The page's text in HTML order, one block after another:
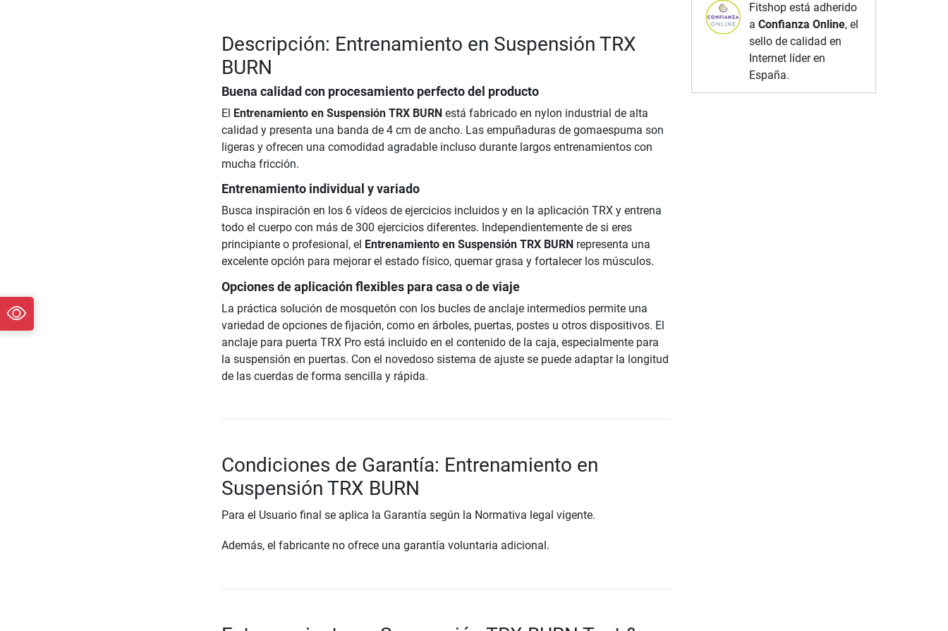
Descripción: Entrenamiento en Suspensión TRX
BURN
Buena calidad con procesamiento perfecto del producto
El Entrenamiento en Suspensión TRX BURN está fabricado en nylon industrial de alta
calidad y presenta una banda de 4 cm de ancho. Las empuñaduras de gomaespuma son
ligeras y ofrecen una comodidad agradable incluso durante largos entrenamientos con
mucha fricción.
Entrenamiento individual y variado
Busca inspiración en los 6 vídeos de ejercicios incluidos y en la aplicación TRX y entrena
todo el cuerpo con más de 300 ejercicios diferentes. Independientemente de si eres
principiante o profesional, el Entrenamiento en Suspensión TRX BURN representa una
excelente opción para mejorar el estado físico, quemar grasa y fortalecer los músculos.
Opciones de aplicación flexibles para casa o de viaje
La práctica solución de mosquetón con los bucles de anclaje intermedios permite una
variedad de opciones de fijación, como en árboles, puertas, postes u otros dispositivos. El
anclaje para puerta TRX Pro está incluido en el contenido de la caja, especialmente para
la suspensión en puertas. Con el novedoso sistema de ajuste se puede adaptar la longitud
de las cuerdas de forma sencilla y rápida.
Condiciones de Garantía: Entrenamiento en
Suspensión TRX BURN
Para el Usuario final se aplica la Garantía según la Normativa legal vigente.
Además, el fabricante no ofrece una garantía voluntaria adicional.
Fitshop está adherido
a Confianza Online, el
sello de calidad en
Internet líder en
España.